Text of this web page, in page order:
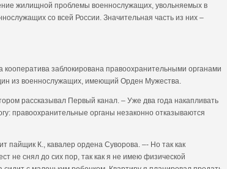
жилищной проблемы военнослужащих, увольняемых в
со всей России. Значительная часть из них –
заблокирована правоохранительными органами
из военнослужащих, имеющий Орден Мужества.
рассказывал Первый канал. – Уже два года накапливать
правоохранительные органы незаконно отказываются
пайщик К., кавалер ордена Суворова. –- Но так как
не снял до сих пор, так как я не имею физической